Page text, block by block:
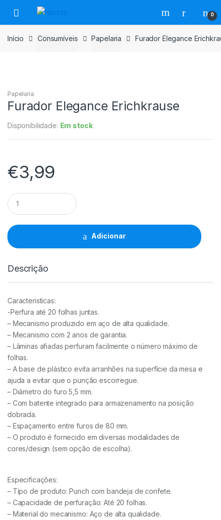
para
navegação
para
o
conteúdo
0
Início Consumíveis Papelaria Furador Elegance
Papelaria
Furador Elegance Erichkrause
Disponibilidade: Em stock
€3,99
Furador
Elegance
Erichkrause
quantidade
Adicionar
Descrição
Caracteristicas:
-Perfura até 20 folhas juntas.
– Mecanismo produzido em aço de alta qualidade.
– Mecanismo com 2 anos de garantia.
– Lâminas afiadas perfuram facilmente o número máximo de
folhas.
– A base de plástico evita arranhões na superfície da mesa e
ajuda a evitar que o punção escorregue.
– Diâmetro do furo 5,5 mm.
– Com batente integrado para armazenamento na posição
dobrada.
– Espaçamento entre furos de 80 mm.
– O produto é fornecido em diversas modalidades de
cores/design (sem opção de escolha).
Especificações:
– Tipo de produto: Punch com bandeja de confete.
– Capacidade de perfuração: Até 20 folhas.
– Material do mecanismo: Aço de alta qualidade.